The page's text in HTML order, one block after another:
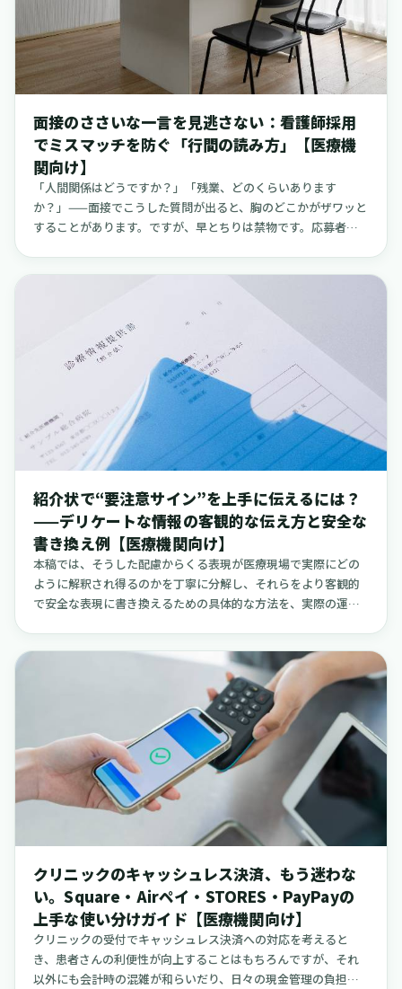
ースが少なくありません。家族経営が持つ本来の良さを活かし
つつ、組織としての健全性を保ち、起こりうる混乱を未然に防
ぐためには、どのような点に注意すればよいのでしょうか。こ
の記事では、実際の現場で起こりがちな事例を紹介しながら、
関連する法令の基本的な考え方や、日々の運営に落とし込める
面接のささいな一言を見逃さない：看護師採用
でミスマッチを防ぐ「行間の読み方」【医療機
関向け】
「人間関係はどうですか？」「残業、どのくらいあります
か？」——面接でこうした質問が出ると、胸のどこかがザワッと
することがあります。ですが、早とちりは禁物です。応募者の
運営に直結します。看護職の離職率は年度や施設形態で差はあ
るものの、全国調査でも一桁台から十数％の幅で推移してお
り、採用・定着の工夫はどの規模の医療機関にも不可欠です。
例えば、日本看護協会の2023年の調査報告によると、2022年度
の正規雇用看護職員の離職率は11.6%であり、依然として低くな
い水準にあります。特に新卒看護職員の離職率は10.3%と、キャ
リアの初期段階での定着が課題であることが示唆されていま
す。また、病院以外の領域、例えば訪問看護ステーションなど
では、より高い離職率を示す地域調査の結果も見られます。神
病院看護師よりも高い傾向にあると指摘されており、事業所ご
との労働環境やサポート体制の適合性が、定着においてより一
層重要になることがうかがえます。この記事では、「医師の紹
介状で用いられる婉曲表現の“行間”を読む」ようなイメージ
で、面接における応募者の微妙な発言や履歴書の記載から“誤解
の芽”を見つけ出し、決めつけることなくフェアに事実を確認す
って良好な関係を築くための一助となれば幸いです。記事の最
後では、こうしたミスマッチを構造的に減らすための具体的な
打ち手として、登録されている看護師の母集団が大きく、最短
かつ迅速に募集を開始でき、さらには「お試し勤務」という形
で相互理解を深める機会を作りやすい募集媒体である「クー
ラ」の活用ポイントについても触れていきます。
紹介状で“要注意サイン”を上手に伝えるには？
——デリケートな情報の客観的な伝え方と安全な
書き換え例【医療機関向け】
本稿では、そうした配慮からくる表現が医療現場で実際にどの
ように解釈され得るのかを丁寧に分解し、それらをより客観的
で安全な表現に書き換えるための具体的な方法を、実際の運用
連携を築くためのコミュニケーションの工夫についても、具体
的な事例を基に解説していきます。小規模な病院やクリニッ
ク、訪問看護ステーションなど、人員が限られる中で日々の業
務にあたられている皆様にとって、日々の負担を少しでも軽減
できるような、実践的なヒントを提供できれば幸いです。
クリニックのキャッシュレス決済、もう迷わな
い。Square・Airペイ・STORES・PayPayの
上手な使い分けガイド【医療機関向け】
クリニックの受付でキャッシュレス決済への対応を考えると
き、患者さんの利便性が向上することはもちろんですが、それ
以外にも会計時の混雑が和らいだり、日々の現金管理の負担が